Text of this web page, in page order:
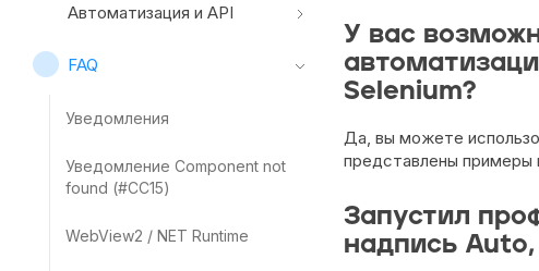
Автоматизация и API
FAQ
Уведомления
Уведомление Component not
found (#CC15)
WebView2 / NET Runtime
У вас
Selenium?
Да, вы можете
представлены примеры
Запустил
надпись